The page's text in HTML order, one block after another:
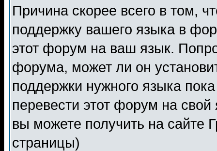
Причина скорее всего в том,
поддержку вашего языка в
этот форум на ваш язык.
форума, может ли он
поддержки нужного языка
перевести этот форум на
вы можете получить на сайте
страницы)